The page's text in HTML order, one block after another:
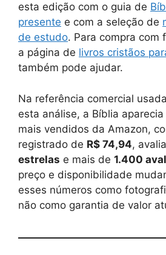
esta edição com o guia de
presente e com a seleção de
de estudo. Para compra com
a página de livros cristãos
também pode ajudar.
Na referência comercial
esta análise, a Bíblia
mais vendidos da Amazon,
registrado de R$ 74,94,
estrelas e mais de 1.400
preço e disponibilidade
esses números como
não como garantia de valor